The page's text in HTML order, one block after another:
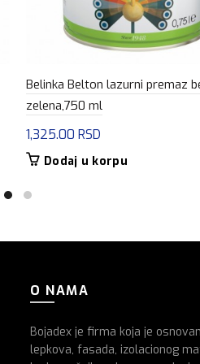
Belinka Belton lazurni premaz
zelena,750 ml
1,325.00 RSD
Dodaj u korpu
O NAMA
Bojadex je firma koja je
lepkova, fasada, izolacionog